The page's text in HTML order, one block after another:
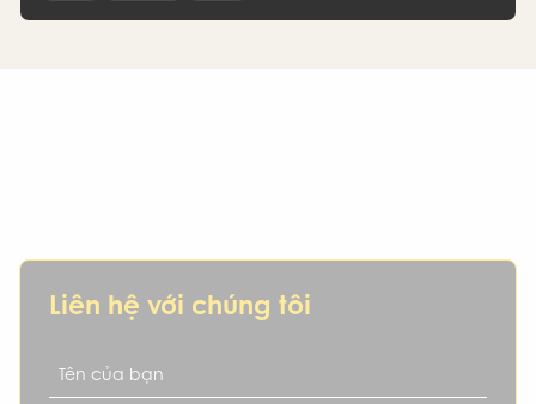
Liên hệ với chúng tôi